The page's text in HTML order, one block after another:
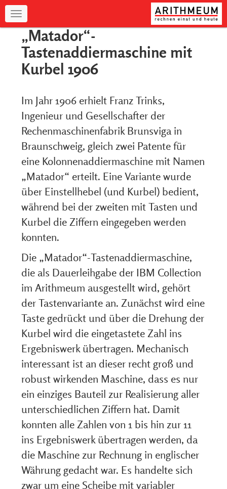
Navigation
„Matador“-
Tastenaddiermaschine mit
Kurbel 1906
Im Jahr 1906 erhielt Franz Trinks,
Ingenieur und Gesellschafter der
Rechenmaschinenfabrik Brunsviga in
Braunschweig, gleich zwei Patente für
eine Kolonnenaddiermaschine mit Namen
„Matador“ erteilt. Eine Variante wurde
über Einstellhebel (und Kurbel) bedient,
während bei der zweiten mit Tasten und
Kurbel die Ziffern eingegeben werden
konnten.
Die „Matador“-Tastenaddiermaschine,
die als Dauerleihgabe der IBM Collection
im Arithmeum ausgestellt wird, gehört
der Tastenvariante an. Zunächst wird eine
Taste gedrückt und über die Drehung der
Kurbel wird die eingetastete Zahl ins
Ergebniswerk übertragen. Mechanisch
interessant ist an dieser recht groß und
robust wirkenden Maschine, dass es nur
ein einziges Bauteil zur Realisierung aller
unterschiedlichen Ziffern hat. Damit
konnten alle Zahlen von 1 bis hin zur 11
ins Ergebniswerk übertragen werden, da
die Maschine zur Rechnung in englischer
Währung gedacht war. Es handelte sich
zwar um eine Scheibe mit variabler